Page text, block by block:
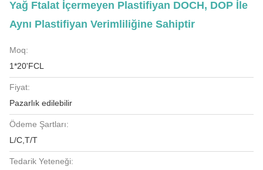
Yağ Ftalat İçermeyen Plastifiyan DOCH, DOP İle
Aynı Plastifiyan Verimliliğine Sahiptir
Moq:
1*20'FCL
Fiyat:
Pazarlık edilebilir
Ödeme Şartları:
L/C,T/T
Tedarik Yeteneği: